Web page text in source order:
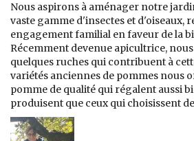
Nous aspirons à aménager notre
vaste gamme d'insectes et d'oiseaux,
engagement familial en faveur de la
Récemment devenue apicultrice,
quelques ruches qui contribuent à
variétés anciennes de pommes nous
pomme de qualité qui régalent aussi
produisent que ceux qui choisissent